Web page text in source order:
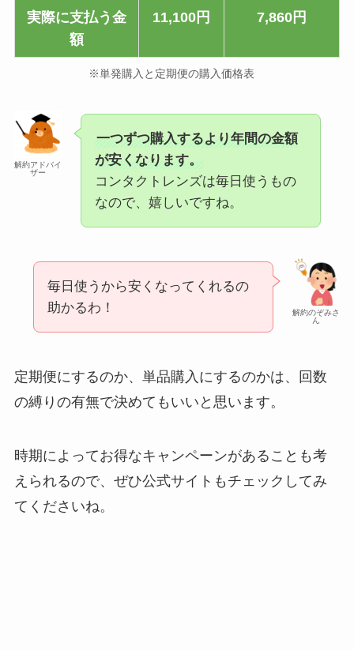
実際に支払う金
額
11,100円 7,860円
※単発購入と定期便の購入価格表
解約アドバイ
ザー
一つずつ購入するより年間の金額
が安くなります。
コンタクトレンズは毎日使うもの
なので、嬉しいですね。
解約のぞみさ
ん
毎日使うから安くなってくれるの
助かるわ！
定期便にするのか、単品購入にするのかは、回数
の縛りの有無で決めてもいいと思います。
時期によってお得なキャンペーンがあることも考
えられるので、ぜひ公式サイトもチェックしてみ
てくださいね。